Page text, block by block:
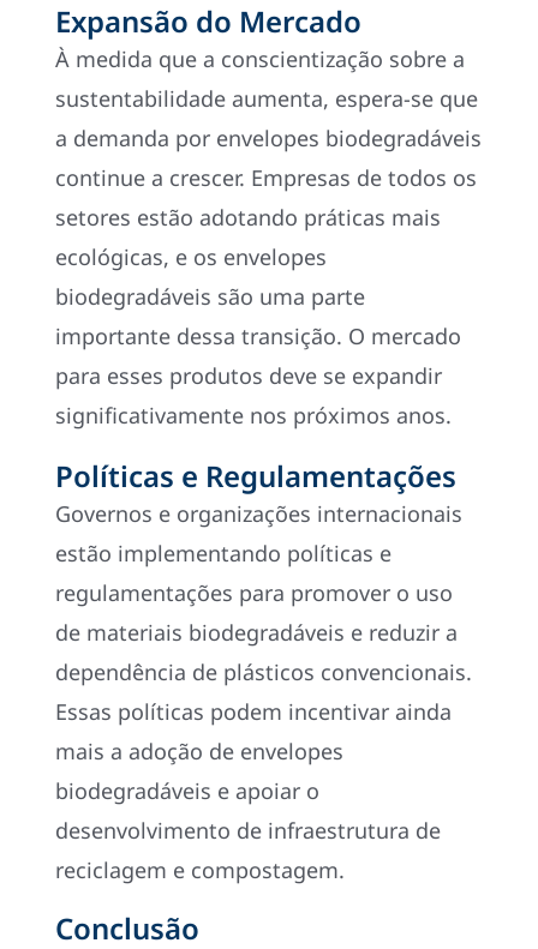
Expansão do Mercado
À medida que a conscientização sobre a
sustentabilidade aumenta, espera-se que
a demanda por envelopes biodegradáveis
continue a crescer. Empresas de todos os
setores estão adotando práticas mais
ecológicas, e os envelopes
biodegradáveis são uma parte
importante dessa transição. O mercado
para esses produtos deve se expandir
significativamente nos próximos anos.
Políticas e Regulamentações
Governos e organizações internacionais
estão implementando políticas e
regulamentações para promover o uso
de materiais biodegradáveis e reduzir a
dependência de plásticos convencionais.
Essas políticas podem incentivar ainda
mais a adoção de envelopes
biodegradáveis e apoiar o
desenvolvimento de infraestrutura de
reciclagem e compostagem.
Conclusão